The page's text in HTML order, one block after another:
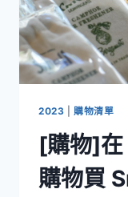
2023 購物清單
[購物]
購物買